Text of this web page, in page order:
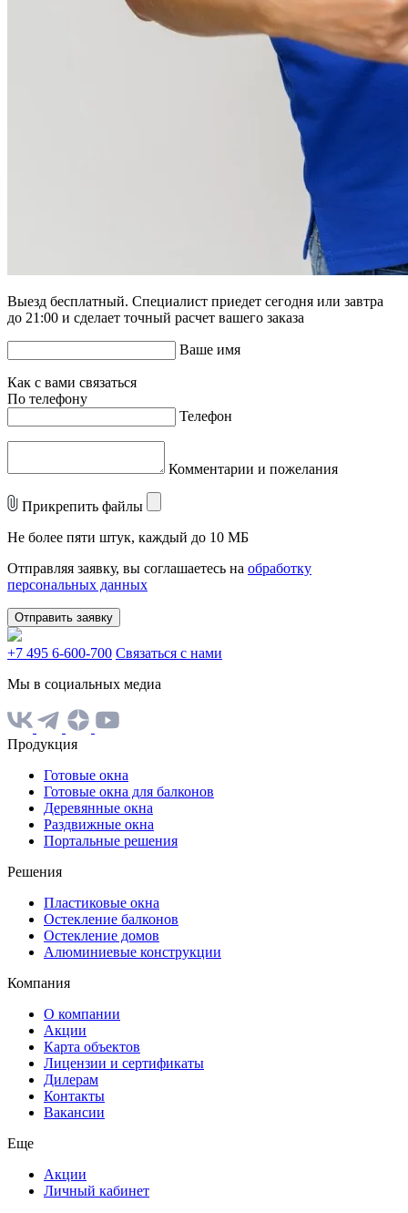
Выезд бесплатный. Специалист приедет сегодня или завтра
до 21:00 и сделает точный расчет вашего заказа
Ваше имя
Как с вами связаться
По телефону
Телефон
Комментарии и пожелания
Прикрепить файлы
Не более пяти штук, каждый до 10 МБ
Отправляя заявку, вы соглашаетесь на обработку
персональных данных
Отправить заявку
+7 495 6-600-700 Связаться с нами
Мы в социальных медиа
Продукция
Готовые окна
Готовые окна для балконов
Деревянные окна
Раздвижные окна
Портальные решения
Решения
Пластиковые окна
Остекление балконов
Остекление домов
Алюминиевые конструкции
Компания
О компании
Акции
Карта объектов
Лицензии и сертификаты
Дилерам
Контакты
Вакансии
Еще
Акции
Личный кабинет